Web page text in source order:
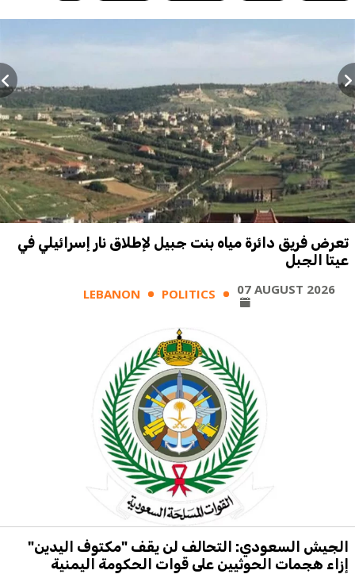
تعرض فريق دائرة مياه بنت جبيل لإطلاق نار إسرائيلي في
عيتا الجبل
LEBANON POLITICS 07 AUGUST 2026
الجيش السعودي: التحالف لن يقف "مكتوف اليدين"
إزاء هجمات الحوثيين على قوات الحكومة اليمنية